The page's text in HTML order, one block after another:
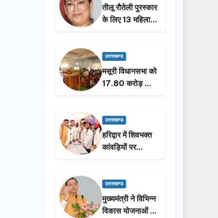
तीलू रौतेली पुरस्कार
के लिए 13 महिलाओं
का चयन, 35
कार्यकर्तियां भी होंगी
सम्मानित…
उत्तराखण्ड
मसूरी विधानसभा को
17.80 करोड़ की
विकास योजनाओं की
ने किया लोकार्पण-
शिलान्यास.
उत्तराखण्ड
हरिद्वार में शिवभक्त
कांवड़ियों पर
पुष्पवर्षा, मुख्यमंत्री
प्रक्षालन…
उत्तराखण्ड
मुख्यमंत्री ने विभिन्न
विकास योजनाओं के